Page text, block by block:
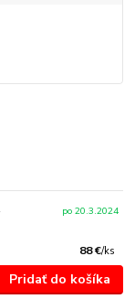
88 €/ks
po 20.3.2024
Pridať do košíka